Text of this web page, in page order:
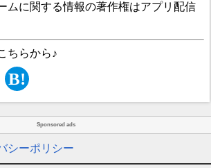
ムに関する情報の著作権はアプリ配信
ちらから♪
Sponsored ads
シーポリシー